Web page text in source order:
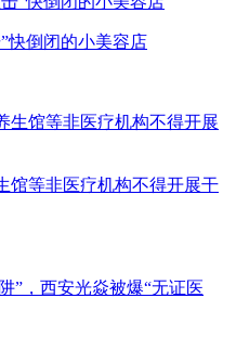
快倒闭的小美容店
馆等非医疗机构不得开展干